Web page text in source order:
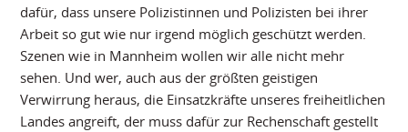
dafür, dass unsere Polizistinnen und Polizisten bei ihrer
Arbeit so gut wie nur irgend möglich geschützt werden.
Szenen wie in Mannheim wollen wir alle nicht mehr
sehen. Und wer, auch aus der größten geistigen
Verwirrung heraus, die Einsatzkräfte unseres freiheitlichen
Landes angreift, der muss dafür zur Rechenschaft gestellt